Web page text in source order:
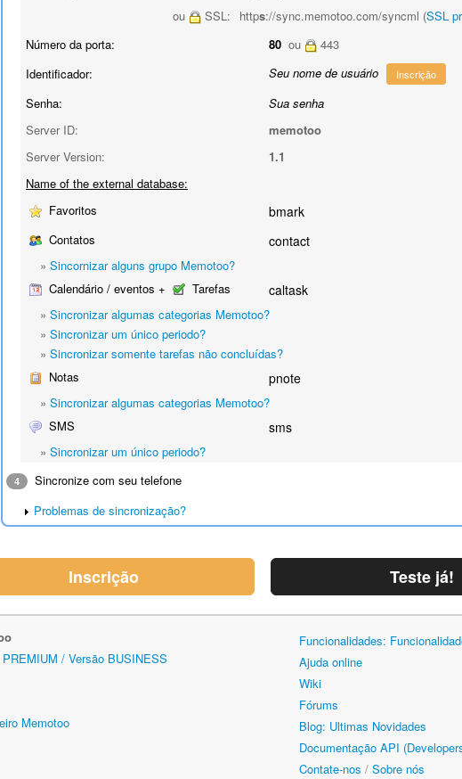
ou
SSL: https://sync.memotoo.com/syncml (SSL
Número da porta:
80 ou
443
Identificador:
Seu nome de usuário Inscrição
Senha:
Sua senha
Server ID:
memotoo
Server Version:
1.1
Name of the external database:
Favoritos
bmark
Contatos contact
» Sincornizar alguns grupo Memotoo?
Calendário / eventos +
Tarefas caltask
» Sincronizar algumas categorias Memotoo?
» Sincronizar um único periodo?
» Sincronizar somente tarefas não concluídas?
Notas
pnote
» Sincronizar algumas categorias Memotoo?
SMS
sms
» Sincronizar um único periodo?
4
Sincronize com seu telefone
Problemas de sincronização?
Inscrição Teste já!
/ Versão BUSINESS
Memotoo
Funcionalidades:
Ajuda online
Wiki
Fórums
Blog: Ultimas Novidades
Documentação API
Contate-nos / Sobre nós